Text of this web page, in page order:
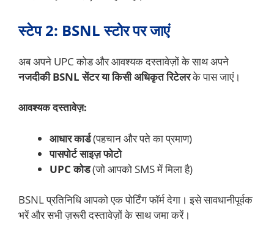
स्टेप 2: BSNL स्टोर पर जाएं
अब अपने UPC कोड और आवश्यक दस्तावेज़ों के साथ अपने
नजदीकी BSNL सेंटर या किसी अधिकृत रिटेलरके पास जाएं।
आवश्यक दस्तावेज़:
आधार कार्ड(पहचान और पते का प्रमाण)
पासपोर्ट साइज़ फोटो
UPC कोड(जो आपको SMS में मिला है)
BSNL प्रतिनिधि आपको एक पोर्टिंग फॉर्म देगा। इसे सावधानीपूर्वक
भरें और सभी ज़रूरी दस्तावेज़ों के साथ जमा करें।